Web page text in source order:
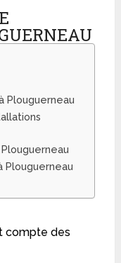
Plouguerneau
Plouguerneau
compte des